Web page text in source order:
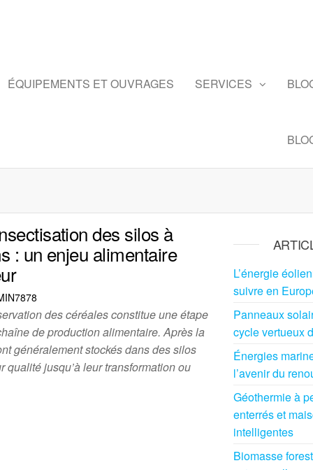
ÉQUIPEMENTS ET OUVRAGES SERVICES
des silos à
: un enjeu alimentaire
des céréales constitue une étape
de production alimentaire. Après la
généralement stockés dans des silos
qualité jusqu’à leur transformation ou
L’énergie
suivre en
Panneaux
cycle vertueux
Énergies
l’avenir du
Géothermie à
enterrés et
intelligentes
Biomasse